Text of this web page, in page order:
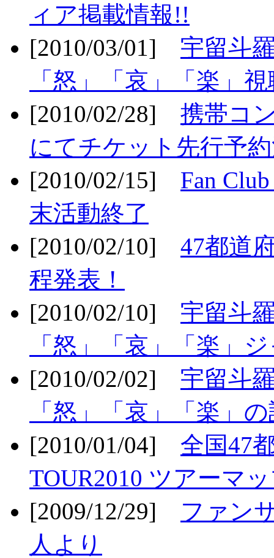
ィア掲載情報!!
[2010/03/01] 宇留斗
「怒」「哀」「楽」
[2010/02/28] 携帯コ
にてチケット先行予
[2010/02/15] Fan
末活動終了
[2010/02/10] 47都道
程発表！
[2010/02/10] 宇留斗
「怒」「哀」「楽」
[2010/02/02] 宇留斗
「怒」「哀」「楽」
[2010/01/04] 全国47
TOUR2010 ツアーマ
[2009/12/29] ファン
人より